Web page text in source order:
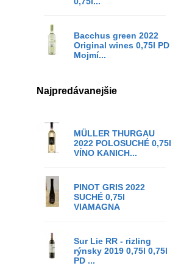
Bacchus green 2022
Original wines 0,75l PD
Mojmí...
Najpredávanejšie
MÜLLER THURGAU
2022 POLOSUCHÉ 0,75l
VÍNO KANICH...
PINOT GRIS 2022
SUCHÉ 0,75l
VIAMAGNA
Sur Lie RR - rizling
rýnsky 2019 0,75l 0,75l
PD ...